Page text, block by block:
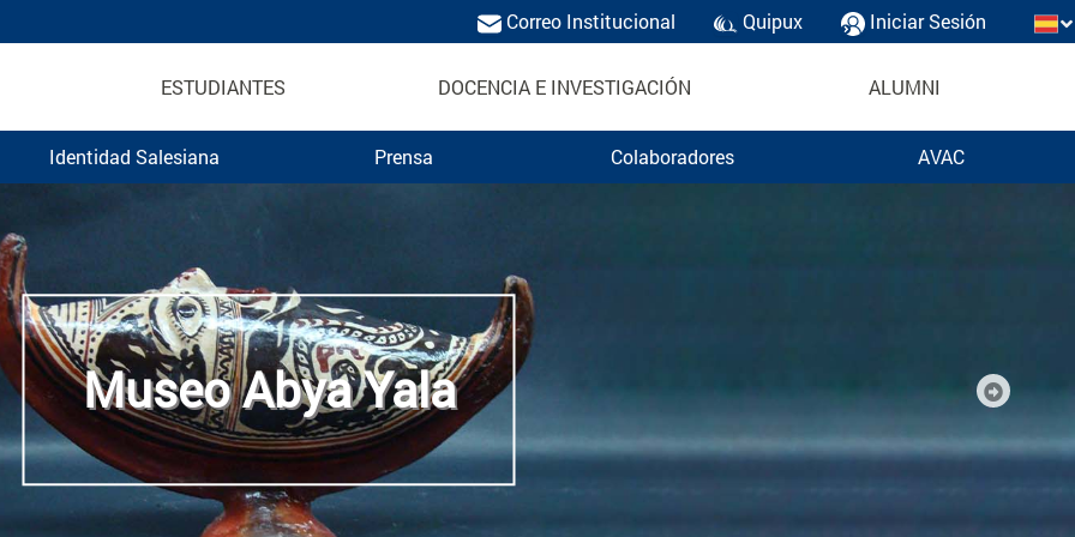
Correo Institucional Quipux Iniciar Sesión
ESTUDIANTES DOCENCIA E INVESTIGACIÓN ALUMNI
Identidad Salesiana Prensa Colaboradores AVAC
Pueblos del Ecuador
Museo Abya Yala Next